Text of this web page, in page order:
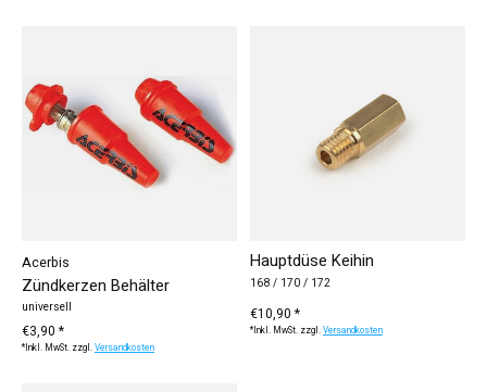
Acerbis
Zündkerzen Behälter
universell
€3,90 *
*Inkl. MwSt. zzgl.Versandkosten
Hauptdüse Keihin
168 / 170 / 172
€10,90 *
*Inkl. MwSt. zzgl.Versandkosten